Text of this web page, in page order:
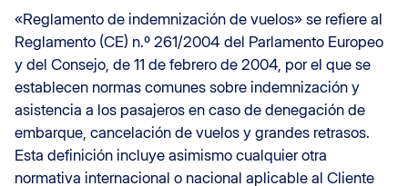
«Reglamento de indemnización de vuelos» se refiere al
Reglamento (CE) n.º 261/2004 del Parlamento Europeo
y del Consejo, de 11 de febrero de 2004, por el que se
establecen normas comunes sobre indemnización y
asistencia a los pasajeros en caso de denegación de
embarque, cancelación de vuelos y grandes retrasos.
Esta definición incluye asimismo cualquier otra
normativa internacional o nacional aplicable al Cliente